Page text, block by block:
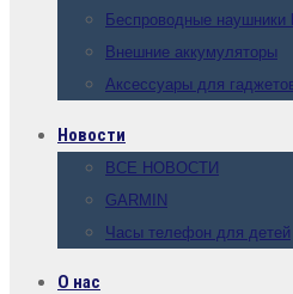
Беспроводные наушники
Внешние аккумуляторы
Аксессуары для
Новости
ВСЕ НОВОСТИ
GARMIN
Часы телефон для детей
О нас